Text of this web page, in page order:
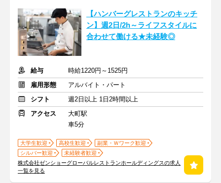
【ハンバーグレストランのキッチ
ン】週2日/2h～ライフスタイルに
合わせて働ける★未経験◎
給与
時給1220円～1525円
雇用形態
アルバイト・パート
シフト
週2日以上 1日2時間以上
アクセス
大町駅
車5分
大学生歓迎 高校生歓迎
副業・Ｗワーク歓迎
シルバー歓迎
未経験者歓迎
株式会社ゼンショーグローバルレストランホールディングスの求人
一覧を見る